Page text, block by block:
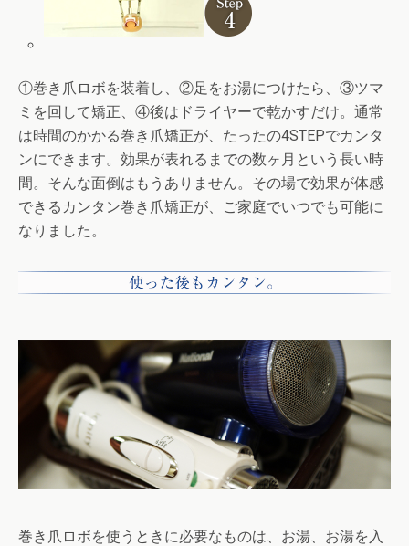
①巻き爪ロボを装着し、②足をお湯につけたら、③ツマ
ミを回して矯正、④後はドライヤーで乾かすだけ。通常
は時間のかかる巻き爪矯正が、たったの4STEPでカンタ
ンにできます。効果が表れるまでの数ヶ月という長い時
間。そんな面倒はもうありません。その場で効果が体感
できるカンタン巻き爪矯正が、ご家庭でいつでも可能に
なりました。
巻き爪ロボを使うときに必要なものは、お湯、お湯を入